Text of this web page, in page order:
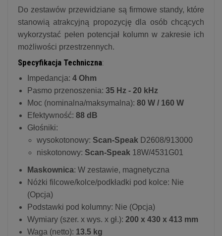
Do zestawów przewidziane są firmowe standy, które
stanowią atrakcyjną propozycję dla osób chcących
wykorzystać pełen potencjał kolumn w zakresie ich
możliwości przestrzennych.
Specyfikacja Techniczna:
Impedancja: 4 Ohm
Pasmo przenoszenia: 35 Hz - 20 kHz
Moc (nominalna/maksymalna): 80 W / 160 W
Efektywność: 88 dB
Głośniki:
wysokotonowy: Scan-Speak D2608/913000
niskotonowy: Scan-Speak 18W/4531G01
Maskownica: W zestawie, magnetyczna
Nóżki filcowe/kolce/podkładki pod kolce: Nie
(Opcja)
Podstawki pod kolumny: Nie (Opcja)
Wymiary (szer. x wys. x gł.): 200 x 430 x 413 mm
Waga (netto): 13.5 kg